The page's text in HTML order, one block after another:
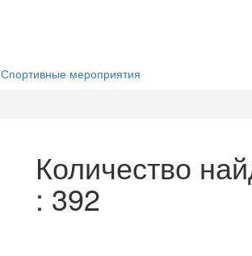
Спортивные мероприятия
Количество
: 392